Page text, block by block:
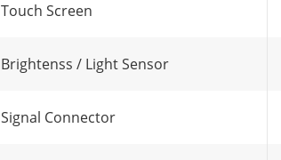
Touch Screen
Brightenss / Light Sensor
Signal Connector